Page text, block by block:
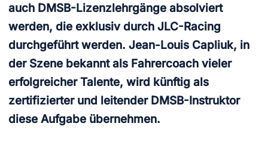
auch DMSB-Lizenzlehrgänge absolviert
werden, die exklusiv durch JLC-Racing
durchgeführt werden. Jean-Louis Capliuk, in
der Szene bekannt als Fahrercoach vieler
erfolgreicher Talente, wird künftig als
zertifizierter und leitender DMSB-Instruktor
diese Aufgabe übernehmen.